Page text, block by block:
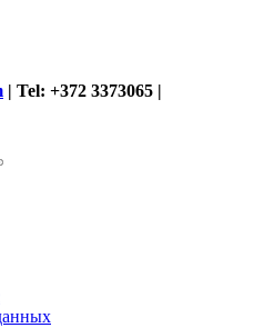
| Tel: +372 3373065 |